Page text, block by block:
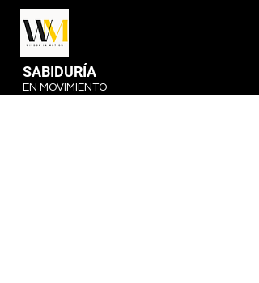
SABIDURÍA
EN MOVIMIENTO